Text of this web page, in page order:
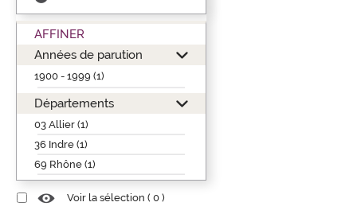
AFFINER
Années de parution
1900 - 1999 (1)
Départements
03 Allier (1)
36 Indre (1)
69 Rhône (1)
Voir la sélection ( 0 )